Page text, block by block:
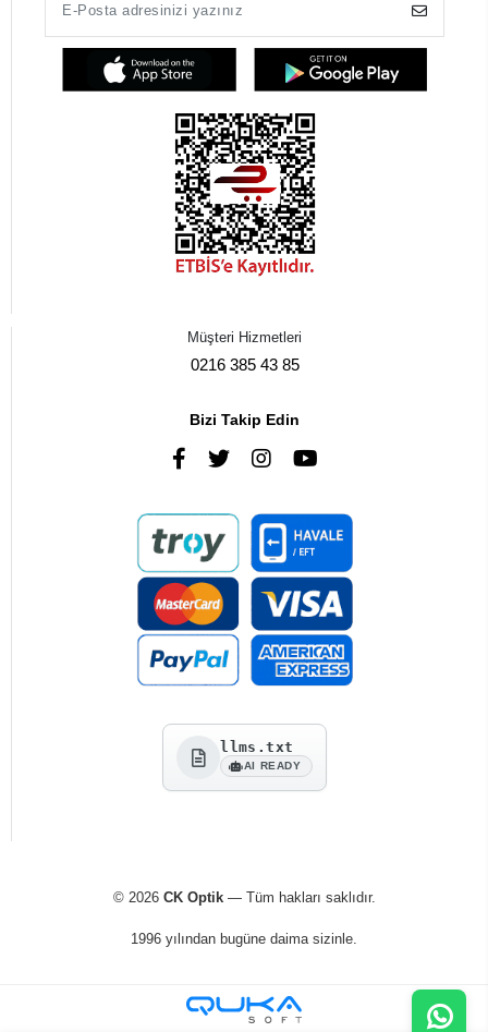
Müşteri Hizmetleri
0216 385 43 85
Bizi Takip Edin
llms.txt
AI READY
© 2026 CK Optik— Tüm hakları saklıdır.
1996 yılından bugüne daima sizinle.